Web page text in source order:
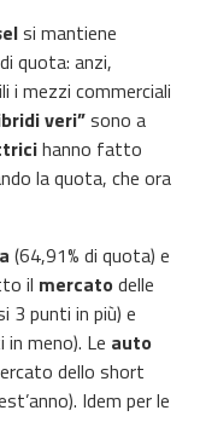
si mantiene
quota: anzi,
i mezzi commerciali
veri”sono a
hanno fatto
la quota, che ora
(64,91% di quota) e
il mercato delle
3 punti in più) e
meno). Le auto
dello short
Idem per le